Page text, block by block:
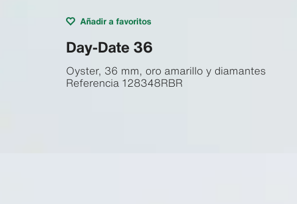
Añadir a favoritos
Day-Date 36
Oyster, 36 mm, oro amarillo y diamantes
Referencia 128348RBR